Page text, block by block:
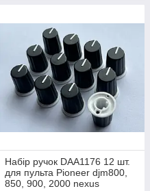
Набір ручок DAA1176 12 шт.
для пульта Pioneer djm800,
850, 900, 2000 nexus